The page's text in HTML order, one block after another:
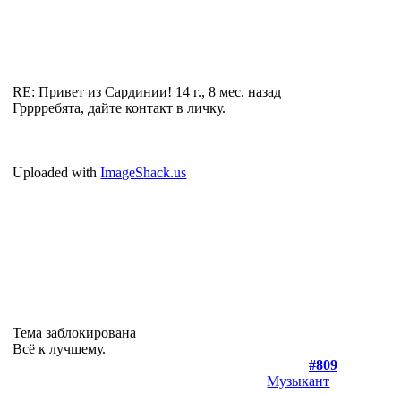
RE: Привет из Сардинии! 14 г., 8 мес. назад
Грррребята, дайте контакт в личку.
Uploaded withImageShack.us
Тема заблокирована
Всё к лучшему.
#809
Музыкант